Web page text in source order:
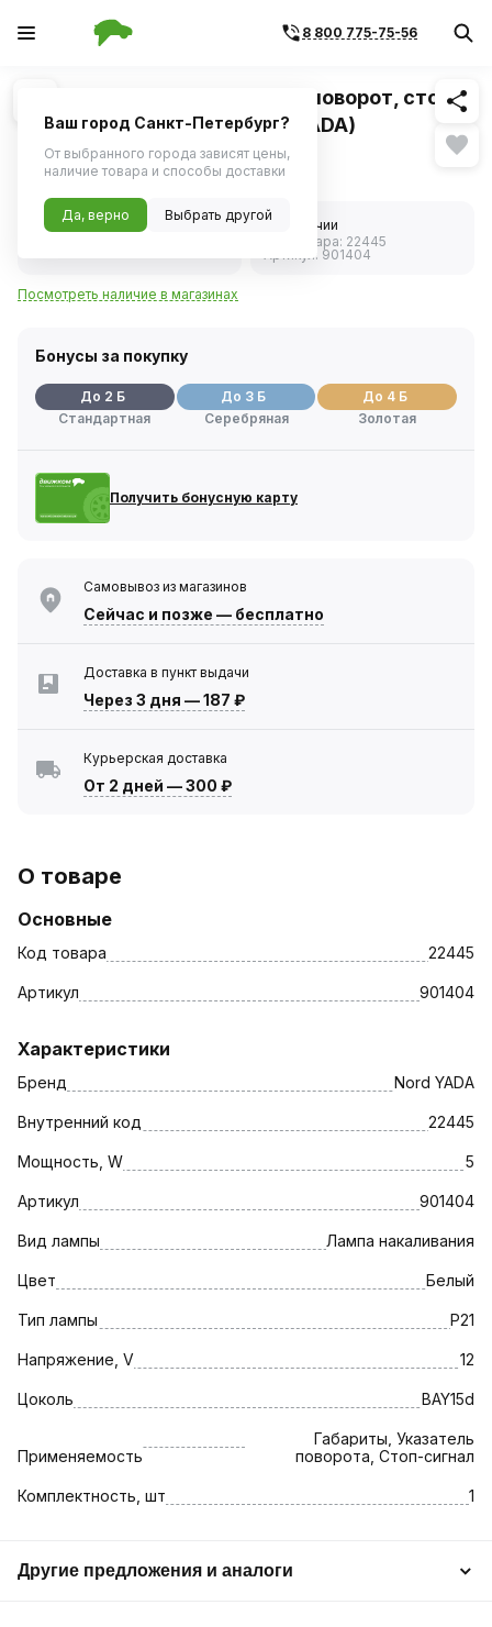
8 800 775-75-56
1/1 Похожие
Лампа 12V 21/5W (габариты, поворот, стоп)
2х конт. (P21/5W / BAY15d) (YADA)
35 ₽
5.0
В наличии
Код товара: 22445
Артикул: 901404
Посмотреть наличие в магазинах
Бонусы за покупку
До 2 Б
Стандартная
До 3 Б
Серебряная
До 4 Б
Золотая
Получить бонусную карту
Самовывоз из магазинов
Сейчас и позже — бесплатно
Доставка в пункт выдачи
Через 3 дня —187 ₽
Курьерская доставка
От 2 дней —300 ₽
О товаре
Основные
Код товара 22445
Артикул 901404
Характеристики
Бренд Nord YADA
Внутренний код 22445
Мощность, W 5
Артикул 901404
Вид лампы Лампа накаливания
Цвет Белый
Тип лампы P21
Напряжение, V 12
Цоколь BAY15d
Применяемость
Габариты, Указатель
поворота, Стоп-сигнал
Комплектность, шт 1
Другие предложения и аналоги
Ваш город Санкт-Петербург?
От выбранного города зависят цены,
наличие товара и способы доставки
Да, верно Выбрать другой